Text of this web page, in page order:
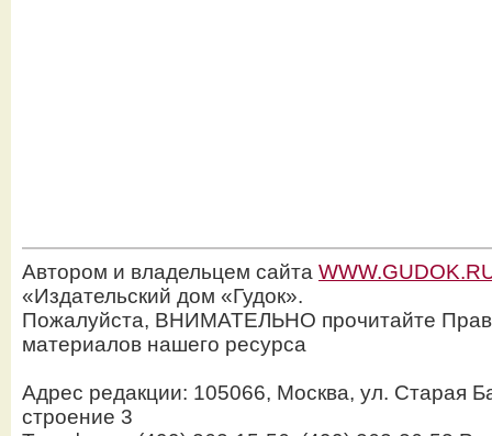
Автором и владельцем сайта
«Издательский дом «Гудок».
Пожалуйста, ВНИМАТЕЛЬНО прочитайте
материалов нашего ресурса
Адрес редакции: 105066, Москва, ул. Старая
строение 3